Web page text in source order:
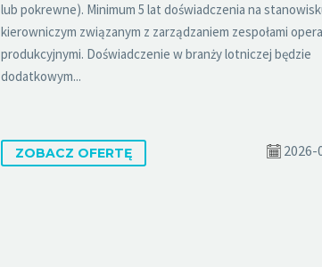
lub pokrewne). Minimum 5 lat doświadczenia na
kierowniczym związanym z zarządzaniem zespołami
produkcyjnymi. Doświadczenie w branży lotniczej będzie
dodatkowym...
ZOBACZ OFERTĘ 2026-